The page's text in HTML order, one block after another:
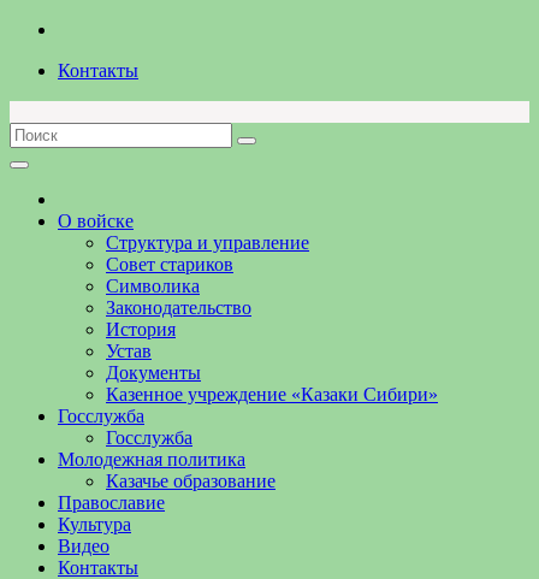
Перейти
содержимому
Контакты
О войске
Структура и управление
Совет стариков
Символика
Законодательство
История
Устав
Документы
Казенное учреждение «Казаки Сибири»
Госслужба
Госслужба
Молодежная политика
Казачье образование
Православие
Культура
Видео
Контакты